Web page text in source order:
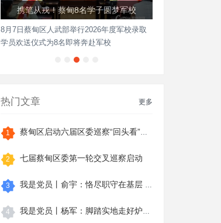
携笔从戎！蔡甸8名学子圆梦军校
8月7日蔡甸区人武部举行2026年度军校录取
学员欢送仪式为8名即将奔赴军校
更多
热门文章
1 蔡甸区启动六届区委巡察“回头看”反馈意见
2 七届蔡甸区委第一轮交叉巡察启动
3 我是党员丨俞宇：恪尽职守在基层 真心为民
4 我是党员丨杨军：脚踏实地走好炉房村的“振